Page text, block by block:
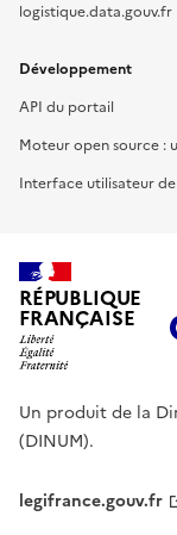
logistique.data.gouv.fr
Développement
API du portail
Moteur open source :
Interface utilisateur
RÉPUBLIQUE
FRANÇAISE
Un produit de la
(DINUM).
legifrance.gouv.fr